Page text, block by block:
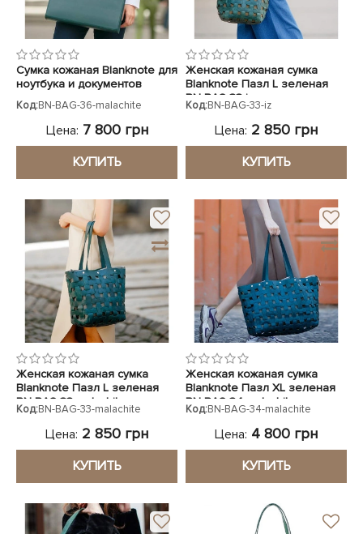
Сумка кожаная Blanknote для
ноутбука и документов
Код:BN-BAG-36-malachite
Цена: 7 800 грн
КУПИТЬ
Женская кожаная сумка
Blanknote Пазл L зеленая
BN-BAG-33-iz
Код:BN-BAG-33-iz
Цена: 2 850 грн
КУПИТЬ
Женская кожаная сумка
Blanknote Пазл L зеленая
BN-BAG-33-malachite
Код:BN-BAG-33-malachite
Цена: 2 850 грн
КУПИТЬ
Женская кожаная сумка
Blanknote Пазл XL зеленая
BN-BAG-34-malachite
Код:BN-BAG-34-malachite
Цена: 4 800 грн
КУПИТЬ